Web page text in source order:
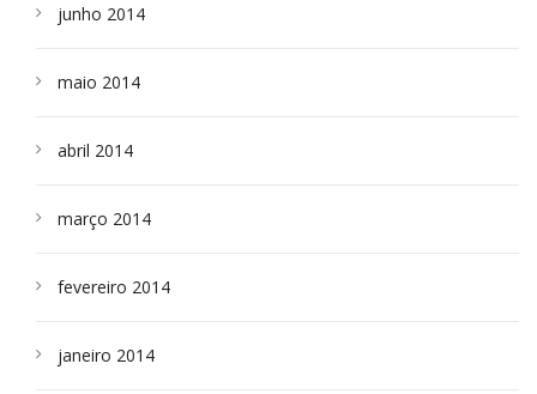
junho 2014
maio 2014
abril 2014
março 2014
fevereiro 2014
janeiro 2014